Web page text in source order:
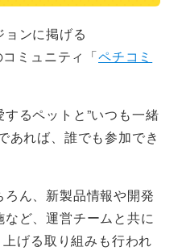
ョンに掲げる
ミュニティ「ペチコミ
るペットと”いつも一緒
あれば、誰でも参加でき
ん、新製品情報や開発
ど、運営チームと共に
げる取り組みも行われ